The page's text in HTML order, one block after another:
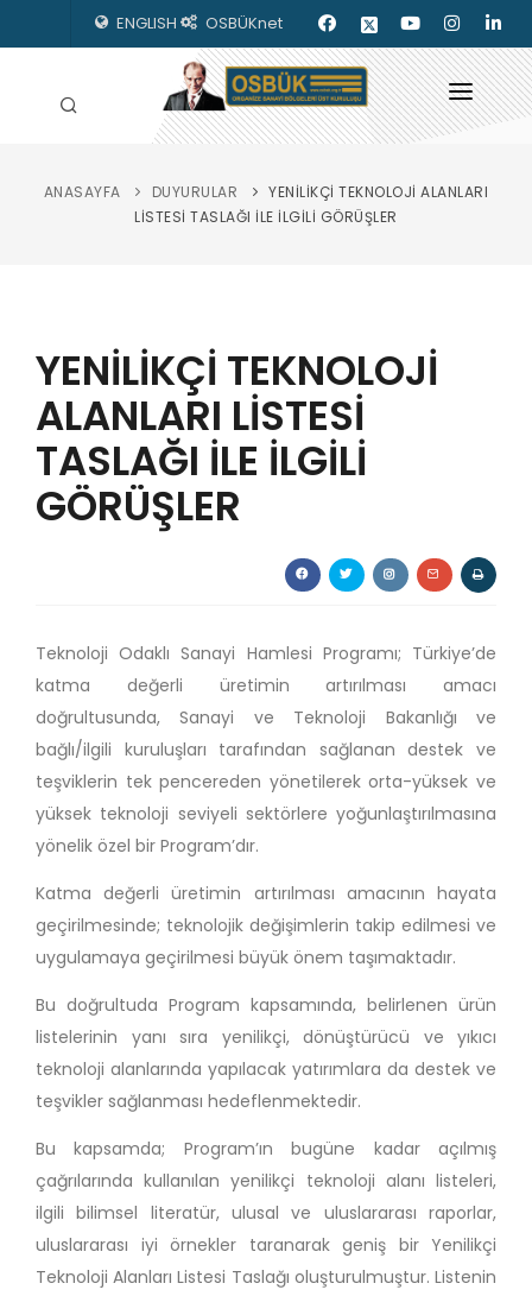
ENGLISH OSBÜKnet
HAKKIMIZDA
KILAVUZLAR
YAYINLARIMIZ
ENERJİ İZLEME
İLETİŞİM
ANASAYFA DUYURULAR
YENİLİKÇİ TEKNOLOJİ ALANLARI
LİSTESİ TASLAĞI İLE İLGİLİ GÖRÜŞLER
YENİLİKÇİ TEKNOLOJİ
ALANLARI LİSTESİ
TASLAĞI İLE İLGİLİ
GÖRÜŞLER
Teknoloji Odaklı Sanayi Hamlesi Programı; Türkiye’de
katma değerli üretimin artırılması amacı
doğrultusunda, Sanayi ve Teknoloji Bakanlığı ve
bağlı/ilgili kuruluşları tarafından sağlanan destek ve
teşviklerin tek pencereden yönetilerek orta-yüksek ve
yüksek teknoloji seviyeli sektörlere yoğunlaştırılmasına
yönelik özel bir Program’dır.
Katma değerli üretimin artırılması amacının hayata
geçirilmesinde; teknolojik değişimlerin takip edilmesi ve
uygulamaya geçirilmesi büyük önem taşımaktadır.
Bu doğrultuda Program kapsamında, belirlenen ürün
listelerinin yanı sıra yenilikçi, dönüştürücü ve yıkıcı
teknoloji alanlarında yapılacak yatırımlara da destek ve
teşvikler sağlanması hedeflenmektedir.
Bu kapsamda; Program’ın bugüne kadar açılmış
çağrılarında kullanılan yenilikçi teknoloji alanı listeleri,
ilgili bilimsel literatür, ulusal ve uluslararası raporlar,
uluslararası iyi örnekler taranarak geniş bir Yenilikçi
Teknoloji Alanları Listesi Taslağı oluşturulmuştur. Listenin